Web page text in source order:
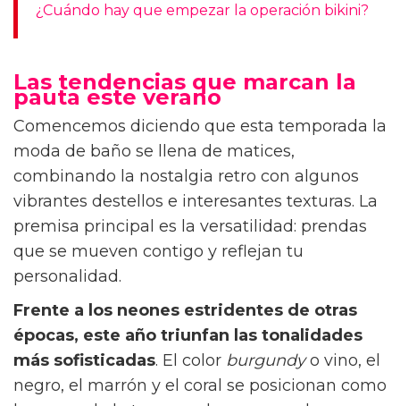
¿Cuándo hay que empezar la operación bikini?
Las tendencias que marcan la
pauta este verano
Comencemos diciendo que esta temporada la
moda de baño se llena de matices,
combinando la nostalgia retro con algunos
vibrantes destellos e interesantes texturas. La
premisa principal es la versatilidad: prendas
que se mueven contigo y reflejan tu
personalidad.
Frente a los neones estridentes de otras
épocas, este año triunfan las tonalidades
más sofisticadas. El color burgundyo vino, el
negro, el marrón y el coral se posicionan como